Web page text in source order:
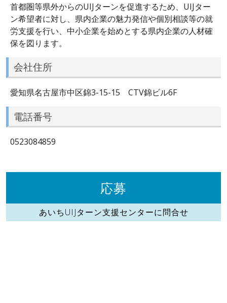
首都圏等県外からのUIJターンを促進するため、UIJター
ン希望者に対し、県内企業の魅力発信や個別相談等の就
労支援を行い、中小企業を始めとする県内企業の人材確
保を図ります。
会社住所
愛知県名古屋市中区錦3-15-15 CTV錦ビル6F
電話番号
0523084859
応募
あいちUIJターン支援センターに問合せ